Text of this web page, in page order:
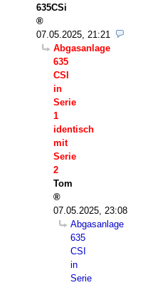
635CSi
07.05.2025, 21:21
Abgasanlage
635
CSI
in
Serie
1
identisch
mit
Serie
2
Tom
07.05.2025, 23:08
Abgasanlage
635
CSI
in
Serie